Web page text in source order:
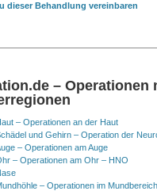
dieser Behandlung vereinbaren
– Operationen
– Operationen an der Haut
und Gehirn – Operation der
– Operationen am Auge
– Operationen am Ohr – HNO
– Operationen im Mundbereich